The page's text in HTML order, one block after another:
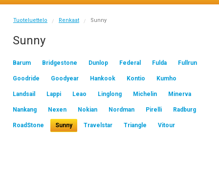
Tuoteluettelo / Renkaat / Sunny
Sunny
Barum Bridgestone Dunlop Federal Fulda Fullrun
Goodride Goodyear Hankook Kontio Kumho
Landsail Lappi Leao Linglong Michelin Minerva
Nankang Nexen Nokian Nordman Pirelli Radburg
RoadStone Sunny Travelstar Triangle Vitour